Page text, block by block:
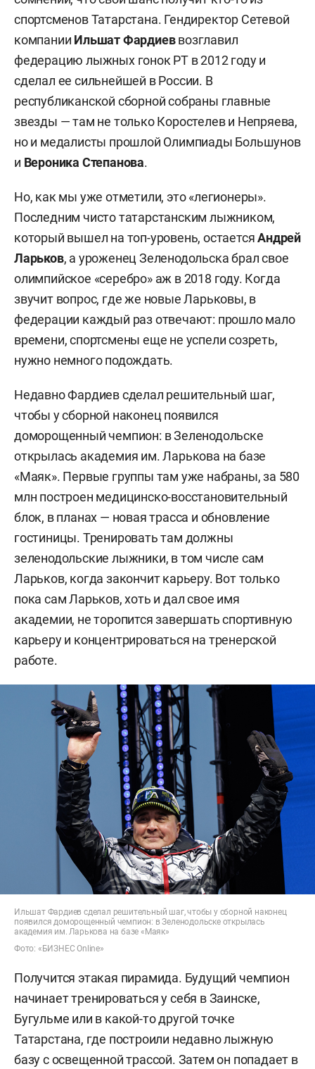
спортсменов Татарстана. Гендиректор Сетевой
компании Ильшат Фардиеввозглавил
федерацию лыжных гонок РТ в 2012 году и
сделал ее сильнейшей в России. В
республиканской сборной собраны главные
звезды — там не только Коростелев и Непряева,
но и медалисты прошлой Олимпиады Большунов
и Вероника Степанова.
Но, как мы уже отметили, это «легионеры».
Последним чисто татарстанским лыжником,
который вышел на топ-уровень, остаетсяАндрей
Ларьков, а уроженец Зеленодольска брал свое
олимпийское «серебро» аж в 2018 году. Когда
звучит вопрос, где же новые Ларьковы, в
федерации каждый раз отвечают: прошло мало
времени, спортсмены еще не успели созреть,
нужно немного подождать.
Недавно Фардиев сделал решительный шаг,
чтобы у сборной наконец появился
доморощенный чемпион: в Зеленодольске
открылась академия им. Ларькова на базе
«Маяк». Первые группы там уже набраны, за 580
млн построен медицинско-восстановительный
блок, в планах — новая трасса и обновление
гостиницы. Тренировать там должны
зеленодольские лыжники, в том числе сам
Ларьков, когда закончит карьеру. Вот только
пока сам Ларьков, хоть и дал свое имя
академии, не торопится завершать спортивную
карьеру и концентрироваться на тренерской
работе.
Ильшат Фардиев сделал решительный шаг, чтобы у сборной наконец
появился доморощенный чемпион: в Зеленодольске открылась
академия им. Ларькова на базе «Маяк»
Фото: «БИЗНЕС Online»
Получится этакая пирамида. Будущий чемпион
начинает тренироваться у себя в Заинске,
Бугульме или в какой-то другой точке
Татарстана, где построили недавно лыжную
базу с освещенной трассой. Затем он попадает в